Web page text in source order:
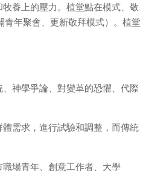
養上的壓力。植堂點在模式、敬
年聚會、更新敬拜模式）。植堂
神學爭論、對變革的恐懼、代際
需求，進行試驗和調整，而傳統
場青年、創意工作者、大學